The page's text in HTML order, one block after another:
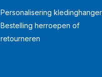
Personalisering
Bestelling herroepen of
retourneren